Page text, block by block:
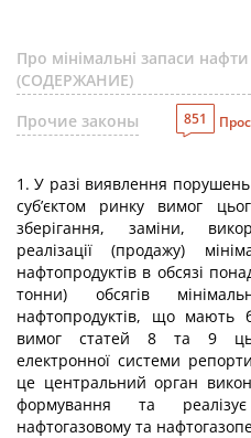
Про мінімальні запаси
(СОДЕРЖАНИЕ)
Прочие законы
851
1. У разі виявлення
суб’єктом ринку вимог
зберігання, заміни,
реалізації (продажу)
нафтопродуктів в обсязі
тонни) обсягів
нафтопродуктів, що мають
вимог статей 8 та 9
електронної системи
це центральний орган
формування та
нафтогазовому та